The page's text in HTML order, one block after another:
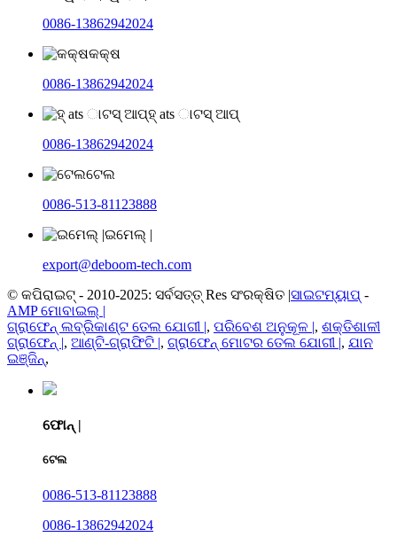
0086-13862942024
କକ୍ଷ
0086-13862942024
ହ୍ ats ାଟସ୍ ଆପ୍
0086-13862942024
ଟେଲ
0086-513-81123888
ଇମେଲ୍ |
export@deboom-tech.com
© କପିରାଇଟ୍ - 2010-2025: ସର୍ବସତ୍ତ୍ Res ସଂରକ୍ଷିତ |ସାଇଟମ୍ୟାପ୍ -
AMP ମୋବାଇଲ୍ |
ଗ୍ରାଫେନ୍ ଲବ୍ରିକାଣ୍ଟ ତେଲ ଯୋଗୀ |, ପରିବେଶ ଅନୁକୂଳ |, ଶକ୍ତିଶାଳୀ
ଗ୍ରାଫେନ୍ |, ଆଣ୍ଟି-ଗ୍ରାଫିଟି |, ଗ୍ରାଫେନ୍ ମୋଟର ତେଲ ଯୋଗୀ |, ଯାନ
ଇଞ୍ଜିନ୍,
ଫୋନ୍ |
ଟେଲ
0086-513-81123888
0086-13862942024